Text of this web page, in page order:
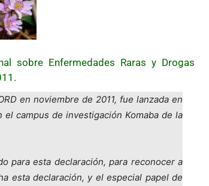
sobre Enfermedades Raras y Drogas
en noviembre de 2011, fue lanzada en
campus de investigación Komaba de la
para esta declaración, para reconocer a
esta declaración, y el especial papel de